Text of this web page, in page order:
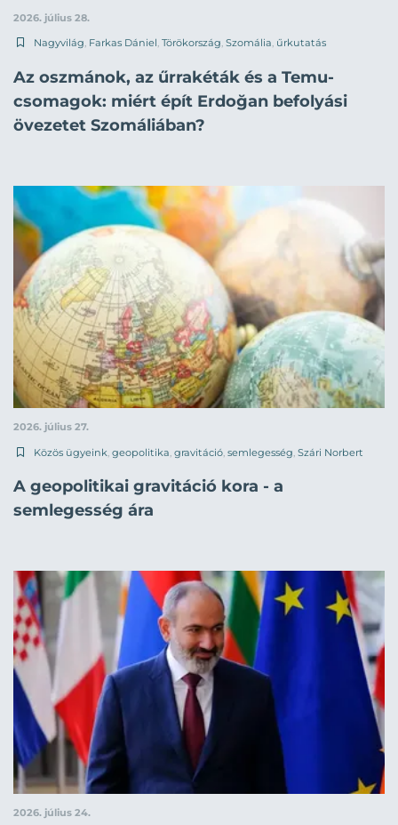
2026. július 28.
Nagyvilág, Farkas Dániel, Törökország, Szomália, űrkutatás
Az oszmánok, az űrrakéták és a Temu-
csomagok: miért épít Erdoğan befolyási
övezetet Szomáliában?
2026. július 27.
Közös ügyeink geopolitika gravitáció semlegesség Szári Norbert
A geopolitikai gravitáció kora - a
semlegesség ára
2026. július 24.